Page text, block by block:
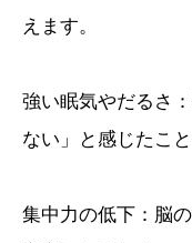
えます。
強い眠気やだるさ
ない」と感じたこ
集中力の低下：脳